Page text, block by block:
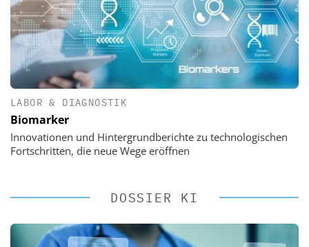
LABOR & DIAGNOSTIK
Biomarker
Innovationen und Hintergrundberichte zu technologischen
Fortschritten, die neue Wege eröffnen
DOSSIER KI